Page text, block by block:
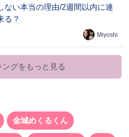
ない本当の理由/2週間以内に連
る？
Miyoshi
ングをもっと見る
金城めくるくん